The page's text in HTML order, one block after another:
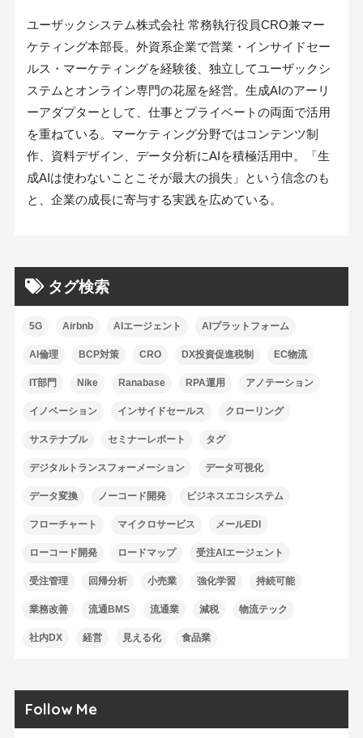
ユーザックシステム株式会社 常務執行役員CRO兼マー
ケティング本部長。外資系企業で営業・インサイドセー
ルス・マーケティングを経験後、独立してユーザックシ
ステムとオンライン専門の花屋を経営。生成AIのアーリ
ーアダプターとして、仕事とプライベートの両面で活用
を重ねている。マーケティング分野ではコンテンツ制
作、資料デザイン、データ分析にAIを積極活用中。「生
成AIは使わないことこそが最大の損失」という信念のも
と、企業の成長に寄与する実践を広めている。
タグ検索
5G Airbnb AIエージェント AIプラットフォーム
AI倫理 BCP対策 CRO DX投資促進税制 EC物流
IT部門 Nike Ranabase RPA運用 アノテーション
イノベーション インサイドセールス クローリング
サステナブル セミナーレポート タグ
デジタルトランスフォーメーション データ可視化
データ変換 ノーコード開発 ビジネスエコシステム
フローチャート マイクロサービス メールEDI
ローコード開発 ロードマップ 受注AIエージェント
受注管理 回帰分析 小売業 強化学習 持続可能
業務改善 流通BMS 流通業 減税 物流テック
社内DX 経営 見える化 食品業
Follow Me